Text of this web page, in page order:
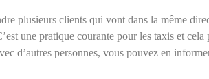
plusieurs clients qui vont dans la même
une pratique courante pour les taxis et
d’autres personnes, vous pouvez en